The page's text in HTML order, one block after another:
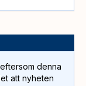
denna
att nyheten